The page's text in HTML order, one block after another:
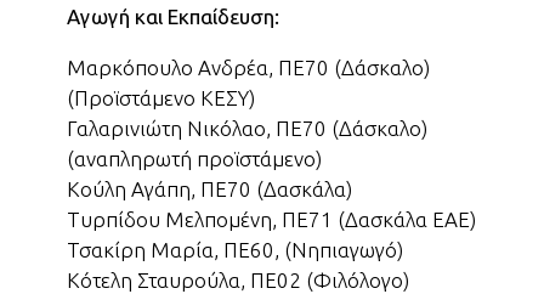
Αγωγή και Εκπαίδευση:
Μαρκόπουλο Ανδρέα, ΠΕ70 (Δάσκαλο)
(Προϊστάμενο ΚΕΣΥ)
Γαλαρινιώτη Νικόλαο, ΠΕ70 (Δάσκαλο)
(αναπληρωτή προϊστάμενο)
Κούλη Αγάπη, ΠΕ70 (Δασκάλα)
Τυρπίδου Μελπομένη, ΠΕ71 (Δασκάλα ΕΑΕ)
Τσακίρη Μαρία, ΠΕ60, (Νηπιαγωγό)
Κότελη Σταυρούλα, ΠΕ02 (Φιλόλογο)